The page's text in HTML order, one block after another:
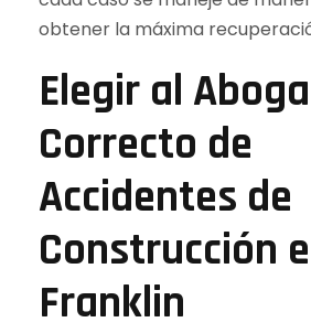
obtener la máxima
Elegir al
Correcto de
Accidentes de
Construcción
Franklin